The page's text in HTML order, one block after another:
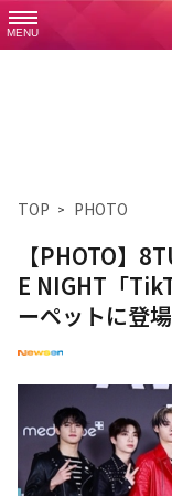
MENU
TOP PHOTO
【PHOTO】
E NIGHT「
ーペットに登